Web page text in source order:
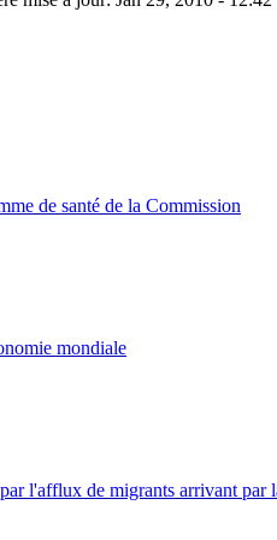
de santé de la Commission
mondiale
l'afflux de migrants arrivant par